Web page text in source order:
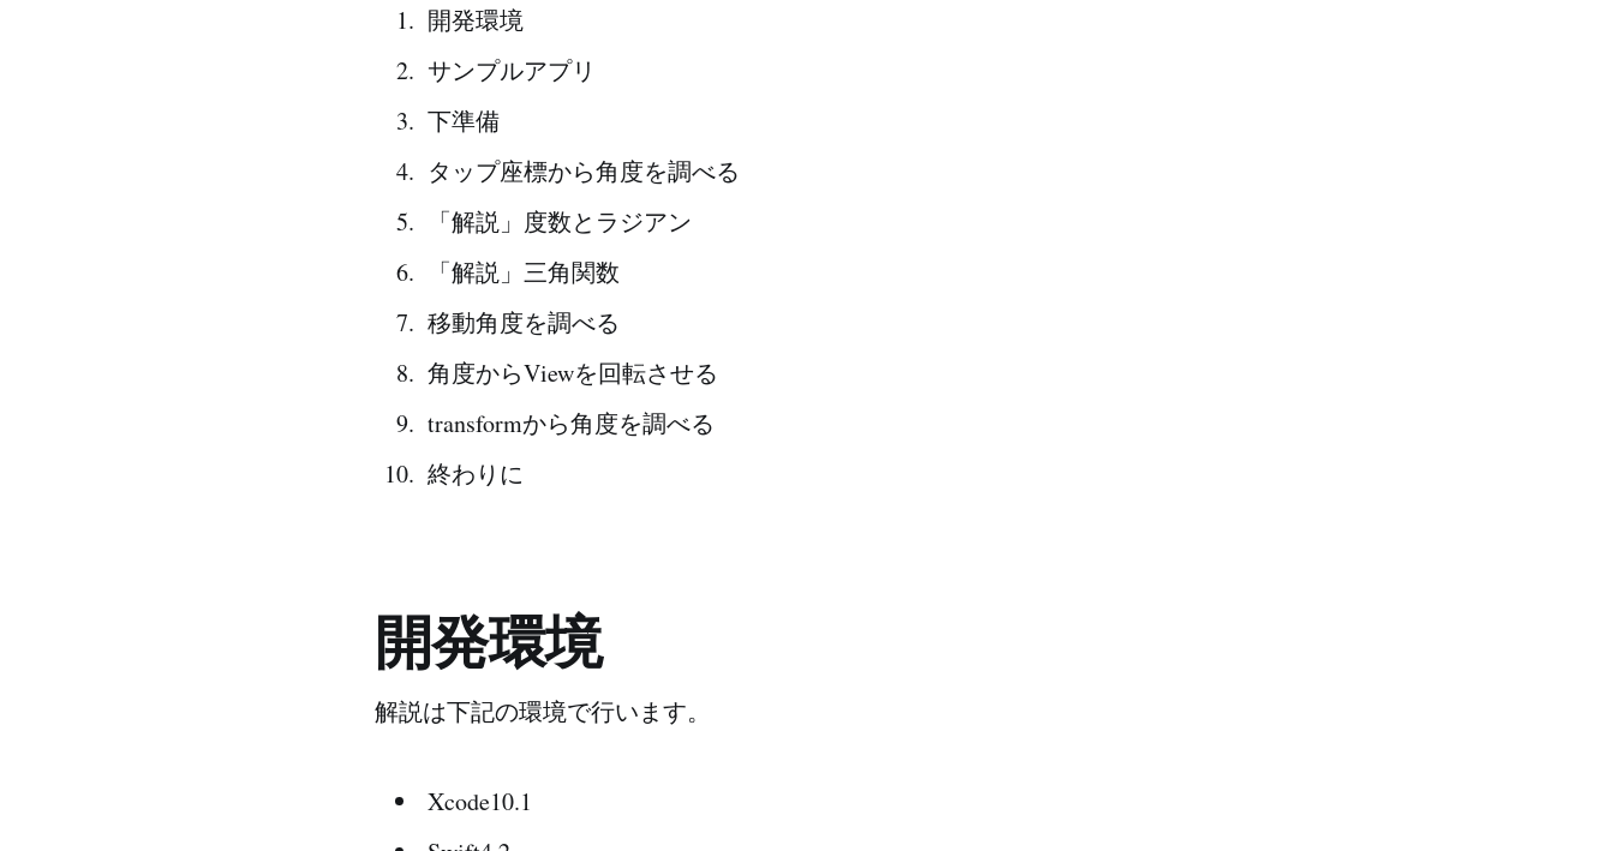
開発環境
サンプルアプリ
下準備
タップ座標から角度を調べる
「解説」度数とラジアン
「解説」三角関数
移動角度を調べる
角度からViewを回転させる
transformから角度を調べる
終わりに
開発環境
解説は下記の環境で行います。
Xcode10.1